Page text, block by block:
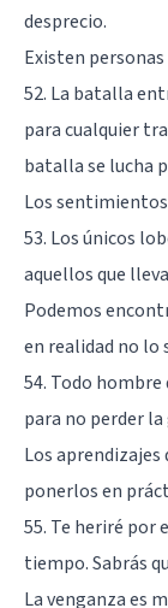
desprecio.
Existen
52. La batalla
para cualquier
batalla se lucha
Los
53. Los únicos
aquellos que
Podemos
en realidad no lo
54. Todo
para no perder la
Los aprendizajes
ponerlos en
55. Te heriré por
tiempo. Sabrás
La venganza es